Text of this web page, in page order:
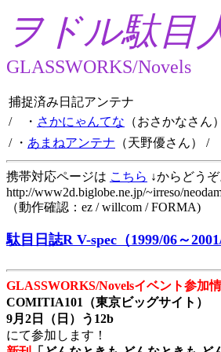
ヲドル駄目
GLASSWORKS/Novels
捕捉済み日記アンテナ
/ ・ さかにゃんてな （おさかなさん）
/ ・ あまねアンテナ （天野優さん） /
携帯対応ページは こちら ↓からどうぞ
http://www2d.biglobe.ne.jp/~irreso/
（動作確認：ez / willcom / FORMA)
駄目日誌R V-spec（1999/06～2001/
GLASSWORKS/Novelsイベント参加
COMITIA101（東京ビッグサイト）
9月2日（日）う12b
にて参加します！